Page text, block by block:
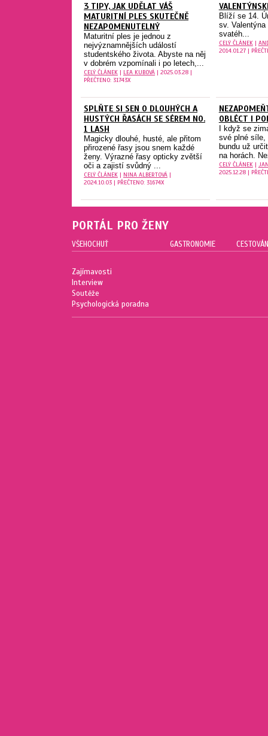
3 TIPY, JAK UDĚLAT VÁŠ
MATURITNÍ PLES SKUTEČNĚ
NEZAPOMENUTELNÝ
Maturitní ples je jednou z
nejvýznamnějších událostí
studentského života. Abyste na něj
v dobrém vzpomínali i po letech,...
CELÝ ČLÁNEK | LEA KUBOVÁ | 2025.03.28 |
PŘEČTENO: 31743X
Blíží se 14.
sv.
svatéh...
CELÝ ČLÁNEK|
2014.01.27 |
SPLŇTE SI SEN O DLOUHÝCH A
HUSTÝCH ŘASÁCH SE SÉREM NO.
1 LASH
Magicky dlouhé, husté, ale přitom
přirozené řasy jsou snem každé
ženy. Výrazné řasy opticky zvětší
oči a zajistí svůdný ...
CELÝ ČLÁNEK | NINA ALBERTOVÁ |
2024.10.03 | PŘEČTENO: 31674X
OBLÉCT I
I když se
své plné síle,
bundu už
na horách.
CELÝ ČLÁNEK|
2025.12.28 |
PORTÁL PRO ŽENY
VŠEHOCHUŤ
Zajímavosti
Interview
Soutěže
Psychologická poradna
GASTRONOMIE